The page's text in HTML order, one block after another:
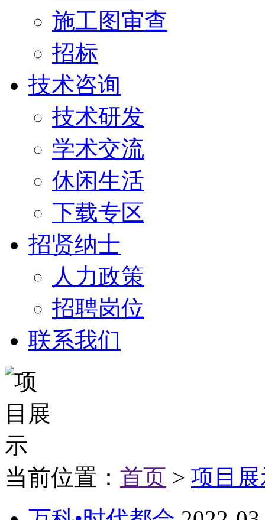
施工图审查
招标
技术咨询
技术研发
学术交流
休闲生活
下载专区
招贤纳士
人力政策
招聘岗位
联系我们
当前位置： 首页 > 项目